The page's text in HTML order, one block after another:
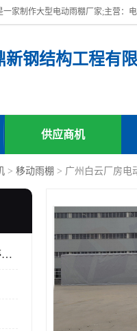
新钢结构工程有
供应商机
> 移动雨棚 > 广州白云厂房电
电动车停车膜结构停车棚